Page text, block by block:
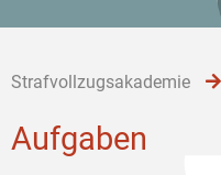
Strafvollzugsakademie
Aufgaben